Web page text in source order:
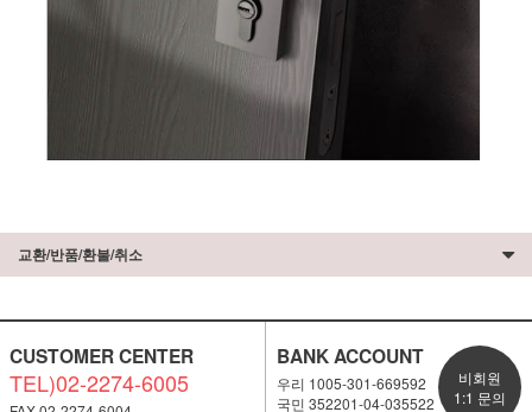
교환/반품/환불/취소
CUSTOMER CENTER
TEL)02-2274-6005
BANK ACCOUNT
우리 1005-301-669592
국민 352201-04-035522
비회원
1:1 문의